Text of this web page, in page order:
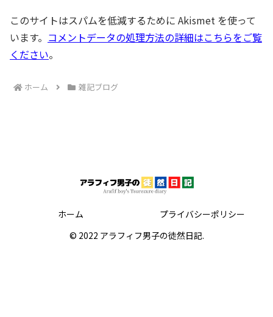
このサイトはスパムを低減するために Akismet を使って
います。 コメントデータの処理方法の詳細はこちらをご覧
ください。
ホーム 雑記ブログ
ホーム
プライバシーポリシー
© 2022 アラフィフ男子の徒然日記.